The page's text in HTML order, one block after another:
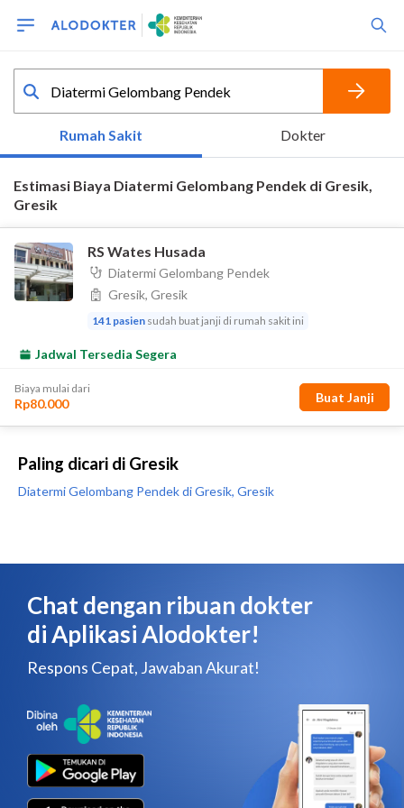
Paling dicari di Gresik
Diatermi Gelombang Pendek di Gresik, Gresik